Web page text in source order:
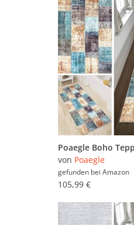
von Poaegle
gefunden bei Amazon
105,99 €